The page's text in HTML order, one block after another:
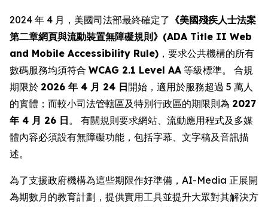
2024 年 4 月，美國司法部最終確定了 《美國殘疾人士法案
第二章網頁與流動裝置無障礙規則》(ADA Title II Web
and Mobile Accessibility Rule) ，要求公共機構的所有
數碼服務均須符合 WCAG 2.1 Level AA 等級標準。 合規
期限於 2026 年 4 月 24 日開始，適用於服務超過 5 萬人
的實體；而較小司法管轄區及特別行政區的期限則為 2027
年 4 月 26 日。 有關規則要求網站、流動應用程式及多媒
體內容必須設有無障礙功能，包括字幕、文字稿及音訊描
述。
為了支援政府機構為這些期限作好準備，AI-Media 正展開
為期數月的教育計劃，提供實用工具並提升大眾對其解決方